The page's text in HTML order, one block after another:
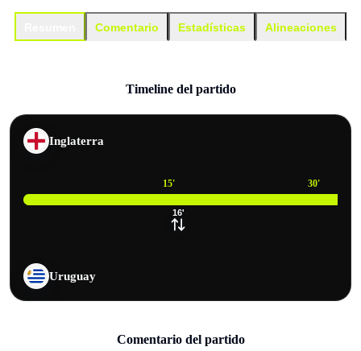
Comentario Estadísticas Alineaciones
Timeline del partido
Inglaterra
15' 30'
16'
Uruguay
Comentario del partido